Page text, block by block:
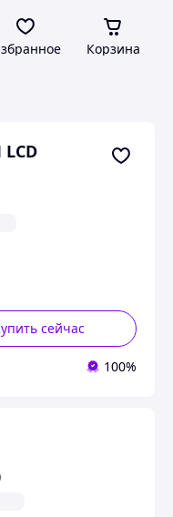
Корзина
сейчас
100%